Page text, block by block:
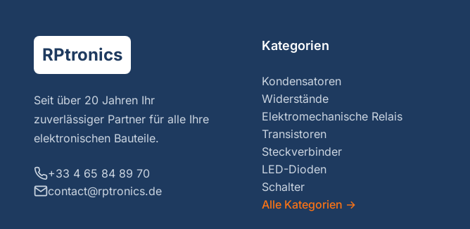
RPtronics
Seit über 20 Jahren Ihr
zuverlässiger Partner für alle Ihre
elektronischen Bauteile.
+33 4 65 84 89 70
contact@rptronics.de
Kategorien
Kondensatoren
Widerstände
Elektromechanische Relais
Transistoren
Steckverbinder
LED-Dioden
Schalter
Alle Kategorien →